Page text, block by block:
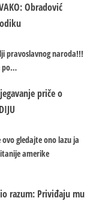
Obradović
pravoslavnog naroda!!!
po…
priče o
gledajte ono lazu ja
amerike
razum: Priviđaju mu